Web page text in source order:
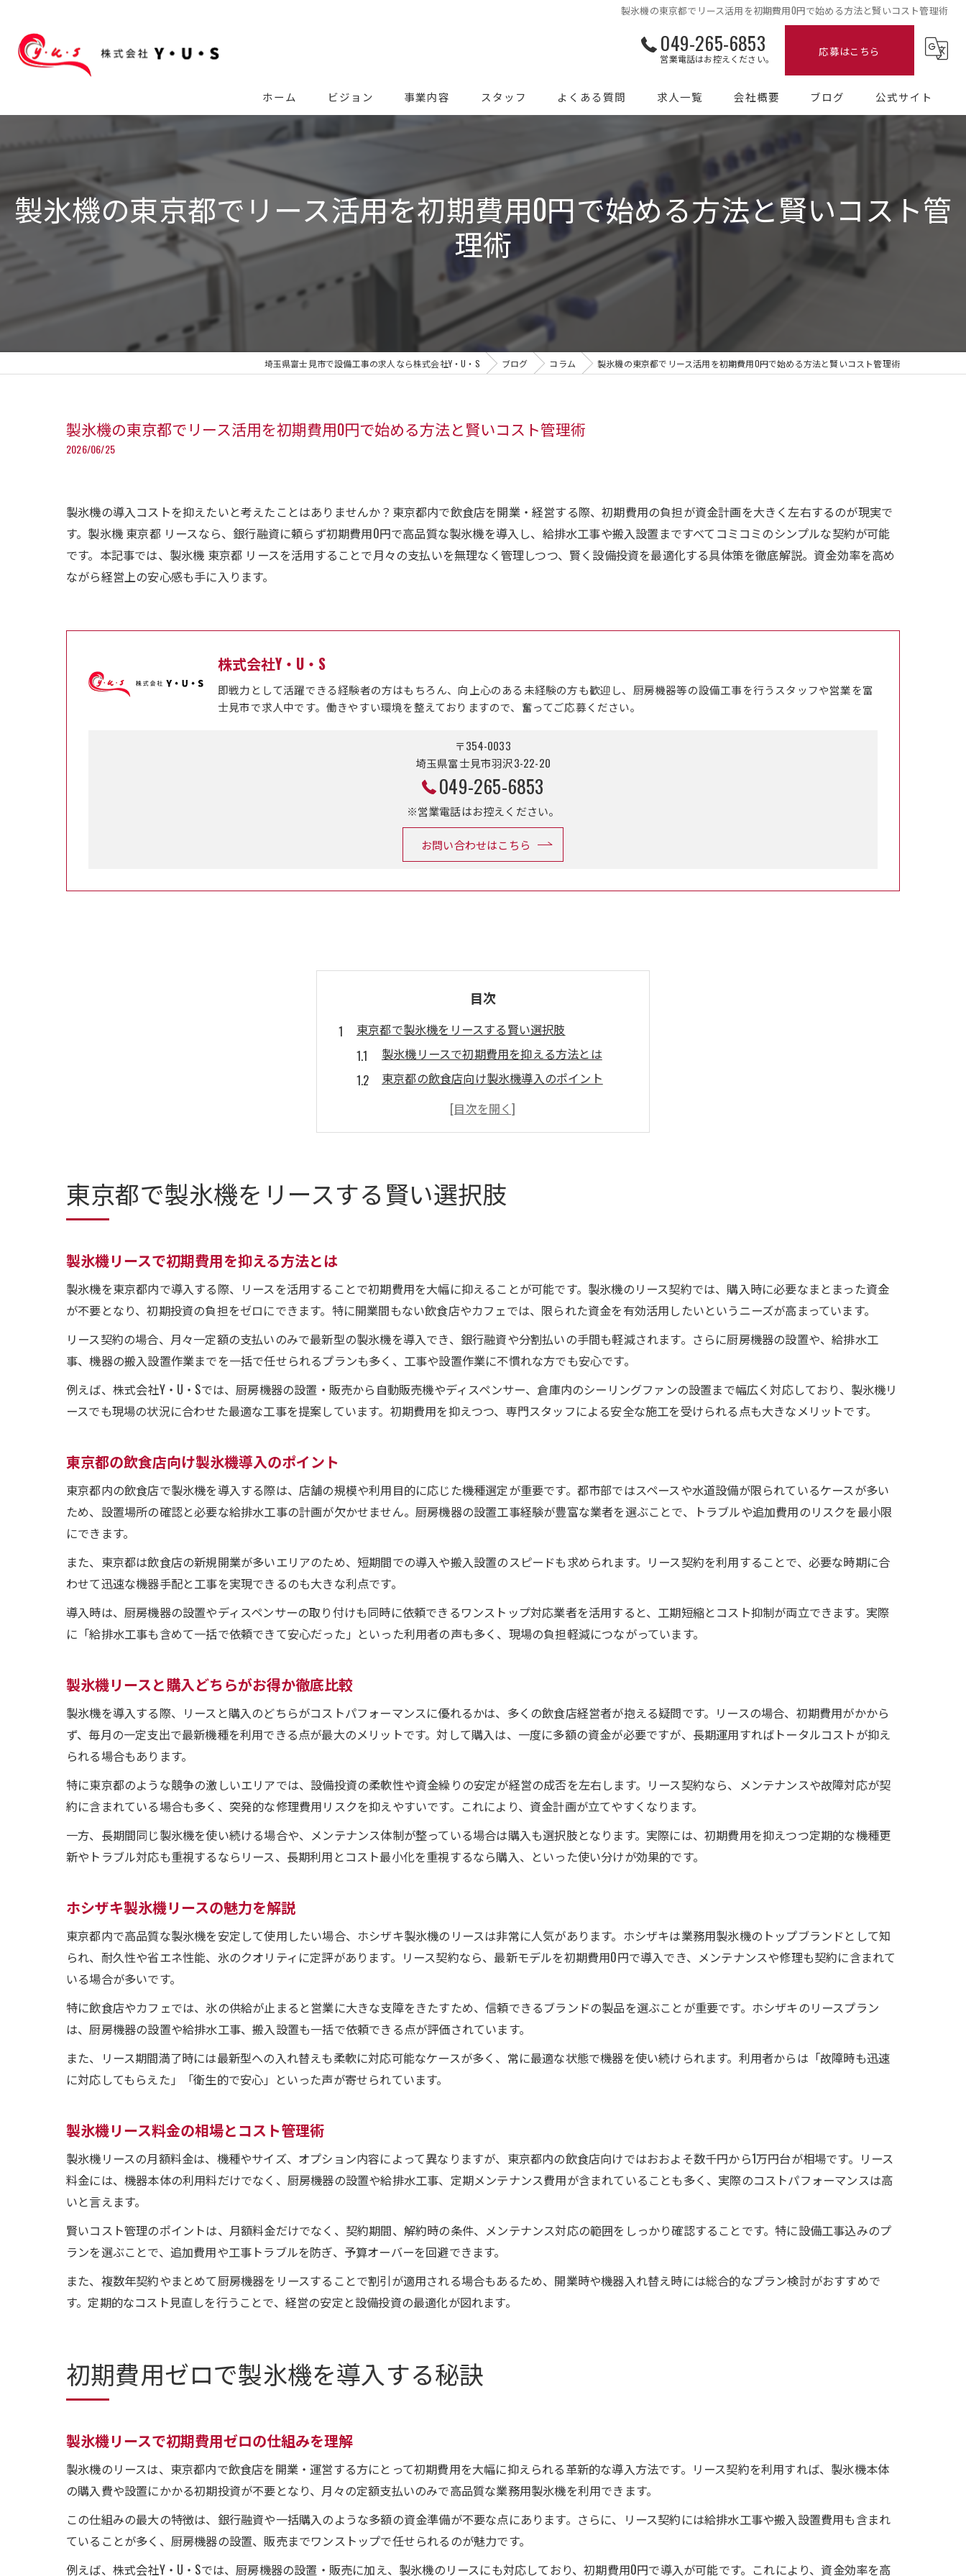
製氷機の東京都でリース活用を初期費用0円で始める方法と賢いコスト管理術
049-265-6853
営業電話はお控えください。
応募はこちら
ホーム ビジョン 事業内容 スタッフ よくある質問 求人一覧 会社概要 ブログ
コラム
公式サイト
製氷機の東京都でリース活用を初期費用0円で始める方法と賢いコスト管
理術
埼玉県富士見市で設備工事の求人なら株式会社Y・U・S ブログ コラム 製氷機の東京都でリース活用を初期費用0円で始める方法と賢いコスト管理術
製氷機の東京都でリース活用を初期費用0円で始める方法と賢いコスト管理術
2026/06/25
製氷機の導入コストを抑えたいと考えたことはありませんか？東京都内で飲食店を開業・経営する際、初期費用の負担が資金計画を大きく左右するのが現実で
す。製氷機 東京都 リースなら、銀行融資に頼らず初期費用0円で高品質な製氷機を導入し、給排水工事や搬入設置まですべてコミコミのシンプルな契約が可能
です。本記事では、製氷機 東京都 リースを活用することで月々の支払いを無理なく管理しつつ、賢く設備投資を最適化する具体策を徹底解説。資金効率を高め
ながら経営上の安心感も手に入ります。
株式会社Y・U・S
即戦力として活躍できる経験者の方はもちろん、向上心のある未経験の方も歓迎し、厨房機器等の設備工事を行うスタッフや営業を富
士見市で求人中です。働きやすい環境を整えておりますので、奮ってご応募ください。
〒354-0033
埼玉県富士見市羽沢3-22-20
049-265-6853
※営業電話はお控えください。
お問い合わせはこちら
目次
東京都で製氷機をリースする賢い選択肢
製氷機リースで初期費用を抑える方法とは
東京都の飲食店向け製氷機導入のポイント
製氷機リースと購入どちらがお得か徹底比較
製氷機リースで初期費用ゼロの仕組みを理解
製氷機レンタルとリースの違いを活用
厨房効率化には製氷機リースが最適
製氷機リースで厨房の作業効率が向上する理由
最新製氷機導入が厨房オペレーションに貢献
厨房機器の設置をスムーズにするリース活用術
製氷機リースでメンテナンスも安心サポート
製氷機リースで月々の支払いを最適化するコツ
厨房経費を抑える製氷機リースの活用法
資金計画に優しい製氷機リース選びの要点
製氷機リースとレンタルのコスト管理術
レンタルとリースの違いを徹底解説
製氷機レンタルとリースの基本的な違いを解説
短期利用に便利な製氷機レンタルの活用術
ホシザキ製氷機リースとレンタルの選び方
製氷機リースを無理なく始めるための手順
飲食店経営者が知るべき製氷機活用法
製氷機リースで厨房機器導入をスマートに実現
製氷機レンタルやリースの選び方ガイド
東京都で製氷機をリースする賢い選択肢
製氷機リースで初期費用を抑える方法とは
製氷機を東京都内で導入する際、リースを活用することで初期費用を大幅に抑えることが可能です。製氷機のリース契約では、購入時に必要なまとまった資金
が不要となり、初期投資の負担をゼロにできます。特に開業間もない飲食店やカフェでは、限られた資金を有効活用したいというニーズが高まっています。
リース契約の場合、月々一定額の支払いのみで最新型の製氷機を導入でき、銀行融資や分割払いの手間も軽減されます。さらに厨房機器の設置や、給排水工
事、機器の搬入設置作業までを一括で任せられるプランも多く、工事や設置作業に不慣れな方でも安心です。
例えば、株式会社Y・U・Sでは、厨房機器の設置・販売から自動販売機やディスペンサー、倉庫内のシーリングファンの設置まで幅広く対応しており、製氷機リ
ースでも現場の状況に合わせた最適な工事を提案しています。初期費用を抑えつつ、専門スタッフによる安全な施工を受けられる点も大きなメリットです。
東京都の飲食店向け製氷機導入のポイント
東京都内の飲食店で製氷機を導入する際は、店舗の規模や利用目的に応じた機種選定が重要です。都市部ではスペースや水道設備が限られているケースが多い
ため、設置場所の確認と必要な給排水工事の計画が欠かせません。厨房機器の設置工事経験が豊富な業者を選ぶことで、トラブルや追加費用のリスクを最小限
にできます。
また、東京都は飲食店の新規開業が多いエリアのため、短期間での導入や搬入設置のスピードも求められます。リース契約を利用することで、必要な時期に合
わせて迅速な機器手配と工事を実現できるのも大きな利点です。
導入時は、厨房機器の設置やディスペンサーの取り付けも同時に依頼できるワンストップ対応業者を活用すると、工期短縮とコスト抑制が両立できます。実際
に「給排水工事も含めて一括で依頼できて安心だった」といった利用者の声も多く、現場の負担軽減につながっています。
製氷機リースと購入どちらがお得か徹底比較
製氷機を導入する際、リースと購入のどちらがコストパフォーマンスに優れるかは、多くの飲食店経営者が抱える疑問です。リースの場合、初期費用がかから
ず、毎月の一定支出で最新機種を利用できる点が最大のメリットです。対して購入は、一度に多額の資金が必要ですが、長期運用すればトータルコストが抑え
られる場合もあります。
特に東京都のような競争の激しいエリアでは、設備投資の柔軟性や資金繰りの安定が経営の成否を左右します。リース契約なら、メンテナンスや故障対応が契
約に含まれている場合も多く、突発的な修理費用リスクを抑えやすいです。これにより、資金計画が立てやすくなります。
一方、長期間同じ製氷機を使い続ける場合や、メンテナンス体制が整っている場合は購入も選択肢となります。実際には、初期費用を抑えつつ定期的な機種更
新やトラブル対応も重視するならリース、長期利用とコスト最小化を重視するなら購入、といった使い分けが効果的です。
ホシザキ製氷機リースの魅力を解説
東京都内で高品質な製氷機を安定して使用したい場合、ホシザキ製氷機のリースは非常に人気があります。ホシザキは業務用製氷機のトップブランドとして知
られ、耐久性や省エネ性能、氷のクオリティに定評があります。リース契約なら、最新モデルを初期費用0円で導入でき、メンテナンスや修理も契約に含まれて
いる場合が多いです。
特に飲食店やカフェでは、氷の供給が止まると営業に大きな支障をきたすため、信頼できるブランドの製品を選ぶことが重要です。ホシザキのリースプラン
は、厨房機器の設置や給排水工事、搬入設置も一括で依頼できる点が評価されています。
また、リース期間満了時には最新型への入れ替えも柔軟に対応可能なケースが多く、常に最適な状態で機器を使い続けられます。利用者からは「故障時も迅速
に対応してもらえた」「衛生的で安心」といった声が寄せられています。
製氷機リース料金の相場とコスト管理術
製氷機リースの月額料金は、機種やサイズ、オプション内容によって異なりますが、東京都内の飲食店向けではおおよそ数千円から1万円台が相場です。リース
料金には、機器本体の利用料だけでなく、厨房機器の設置や給排水工事、定期メンテナンス費用が含まれていることも多く、実際のコストパフォーマンスは高
いと言えます。
賢いコスト管理のポイントは、月額料金だけでなく、契約期間、解約時の条件、メンテナンス対応の範囲をしっかり確認することです。特に設備工事込みのプ
ランを選ぶことで、追加費用や工事トラブルを防ぎ、予算オーバーを回避できます。
また、複数年契約やまとめて厨房機器をリースすることで割引が適用される場合もあるため、開業時や機器入れ替え時には総合的なプラン検討がおすすめで
す。定期的なコスト見直しを行うことで、経営の安定と設備投資の最適化が図れます。
初期費用ゼロで製氷機を導入する秘訣
製氷機リースで初期費用ゼロの仕組みを理解
製氷機のリースは、東京都内で飲食店を開業・運営する方にとって初期費用を大幅に抑えられる革新的な導入方法です。リース契約を利用すれば、製氷機本体
の購入費や設置にかかる初期投資が不要となり、月々の定額支払いのみで高品質な業務用製氷機を利用できます。
この仕組みの最大の特徴は、銀行融資や一括購入のような多額の資金準備が不要な点にあります。さらに、リース契約には給排水工事や搬入設置費用も含まれ
ていることが多く、厨房機器の設置、販売までワンストップで任せられるのが魅力です。
例えば、株式会社Y・U・Sでは、厨房機器の設置・販売に加え、製氷機のリースにも対応しており、初期費用0円で導入が可能です。これにより、資金効率を高
お問い合わせはこちら
お問い合わせはこちら